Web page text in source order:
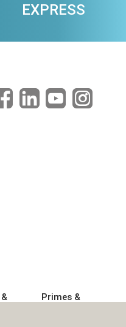
EXPRESS
Primes &